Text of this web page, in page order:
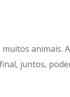
animais.
juntos,